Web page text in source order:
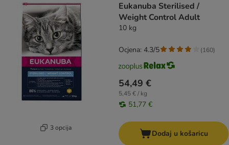
3 opcija
Eukanuba Sterilised /
Weight Control Adult
10 kg
54,49 €
5,45 € / kg
51,77 €
Ocjena: 4.3/5 (160)
Dodaj u košaricu